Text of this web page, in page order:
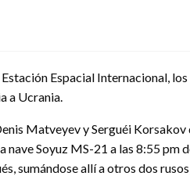
Espacial Internacional,
a Ucrania.
Matveyev y Serguéi Korsakov
Soyuz MS-21 a las 8:55 pm
sumándose allí a otros dos